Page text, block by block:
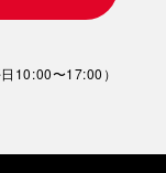
10:00〜17:00）